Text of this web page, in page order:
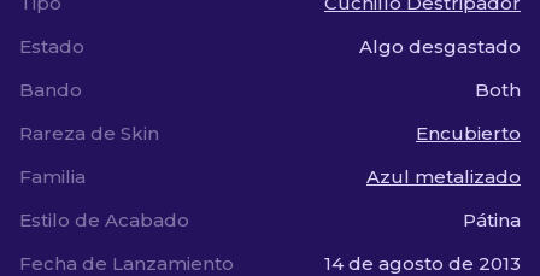
Estado
Algo desgastado
Bando
Both
Rareza de Skin
Encubierto
Familia
Azul metalizado
Estilo de Acabado
Pátina
Fecha de Lanzamiento
14 de agosto de 2013